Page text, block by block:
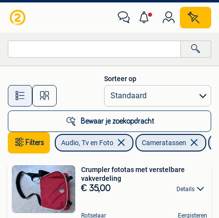
Alle afstanden…
Sorteer op
Bewaar je zoekopdracht
Filters Audio, Tv en Foto Cameratassen
Crumpler fototas met verstelbare
vakverdeling
€ 35,00 Details
Rotselaar Eergisteren